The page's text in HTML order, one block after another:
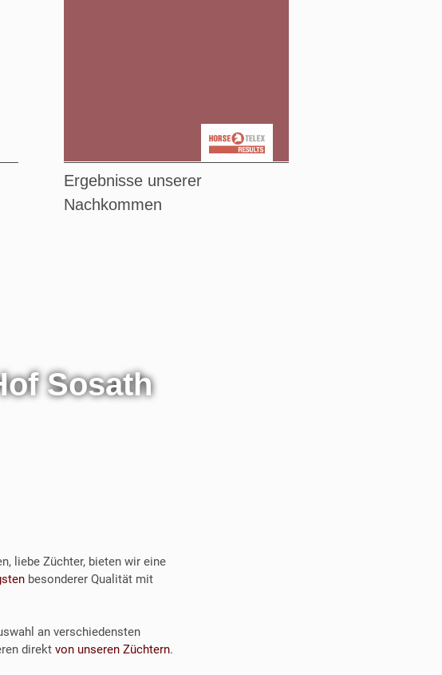
Ergebnisse unserer
Nachkommen
Sosath
liebe Züchter, bieten wir eine
besonderer Qualität mit
an verschiedensten
direkt von unseren Züchtern.